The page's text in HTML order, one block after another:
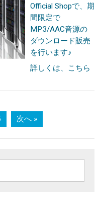
Official Shopで、期
間限定で
MP3/AAC音源の
ダウンロード販売
を行います♪
詳しくは、こちら
次へ »